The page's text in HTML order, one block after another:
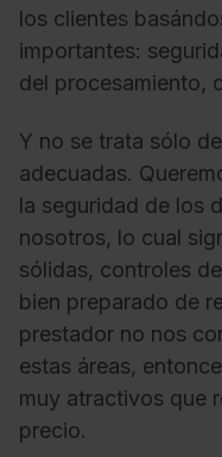
los clientes
importantes:
del procesamiento,
Y no se trata sólo
adecuadas.
la seguridad de los
nosotros, lo cual
sólidas, controles
bien preparado de
prestador no nos
estas áreas,
muy atractivos que
precio.